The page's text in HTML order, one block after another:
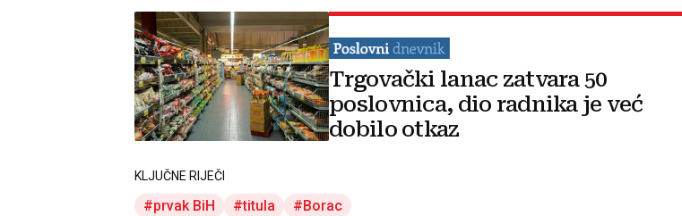
Trgovački lanac zatvara 50
poslovnica, dio radnika je već
dobilo otkaz
KLJUČNE RIJEČI
prvak BiH titula Borac